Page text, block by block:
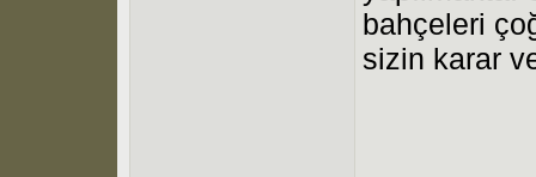
bahçeleri
sizin karar